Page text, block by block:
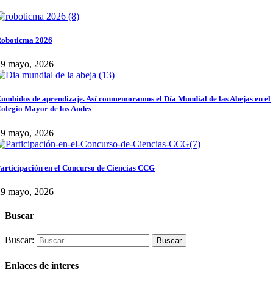
2026
mayo, 2026
de aprendizaje. Así conmemoramos el Día Mundial de las Abejas en el
Mayor de los Andes
mayo, 2026
en el Concurso de Ciencias CCG
mayo, 2026
Buscar
Buscar:
Enlaces de interes